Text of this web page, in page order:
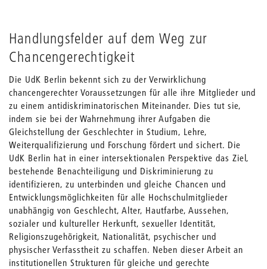
Handlungsfelder auf dem Weg zur
Chancengerechtigkeit
Die UdK Berlin bekennt sich zu der Verwirklichung
chancengerechter Voraussetzungen für alle ihre Mitglieder und
zu einem antidiskriminatorischen Miteinander. Dies tut sie,
indem sie bei der Wahrnehmung ihrer Aufgaben die
Gleichstellung der Geschlechter in Studium, Lehre,
Weiterqualifizierung und Forschung fördert und sichert. Die
UdK Berlin hat in einer intersektionalen Perspektive das Ziel,
bestehende Benachteiligung und Diskriminierung zu
identifizieren, zu unterbinden und gleiche Chancen und
Entwicklungsmöglichkeiten für alle Hochschulmitglieder
unabhängig von Geschlecht, Alter, Hautfarbe, Aussehen,
sozialer und kultureller Herkunft, sexueller Identität,
Religionszugehörigkeit, Nationalität, psychischer und
physischer Verfasstheit zu schaffen. Neben dieser Arbeit an
institutionellen Strukturen für gleiche und gerechte